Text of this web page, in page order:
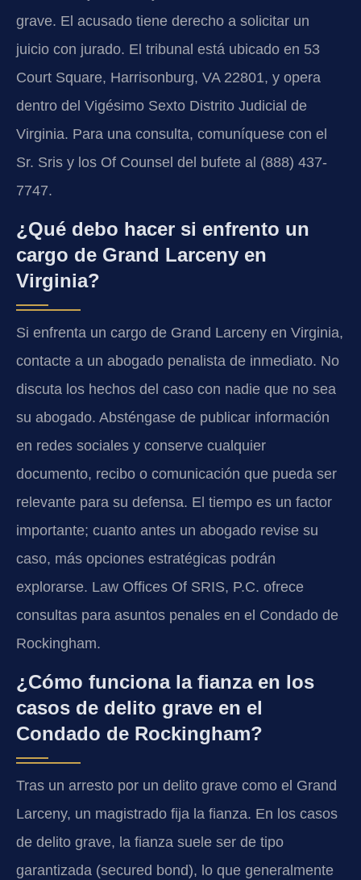
grave. El acusado tiene derecho a solicitar un
juicio con jurado. El tribunal está ubicado en 53
Court Square, Harrisonburg, VA 22801, y opera
dentro del Vigésimo Sexto Distrito Judicial de
Virginia. Para una consulta, comuníquese con el
Sr. Sris y los Of Counsel del bufete al (888) 437-
7747.
¿Qué debo hacer si enfrento un
cargo de Grand Larceny en
Virginia?
Si enfrenta un cargo de Grand Larceny en Virginia,
contacte a un abogado penalista de inmediato. No
discuta los hechos del caso con nadie que no sea
su abogado. Absténgase de publicar información
en redes sociales y conserve cualquier
documento, recibo o comunicación que pueda ser
relevante para su defensa. El tiempo es un factor
importante; cuanto antes un abogado revise su
caso, más opciones estratégicas podrán
explorarse. Law Offices Of SRIS, P.C. ofrece
consultas para asuntos penales en el Condado de
Rockingham.
¿Cómo funciona la fianza en los
casos de delito grave en el
Condado de Rockingham?
Tras un arresto por un delito grave como el Grand
Larceny, un magistrado fija la fianza. En los casos
de delito grave, la fianza suele ser de tipo
garantizada (secured bond), lo que generalmente